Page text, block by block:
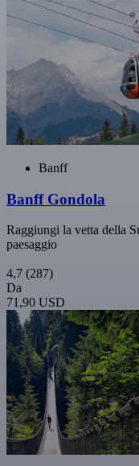
Banff
Banff Gondola
Raggiungi la vetta della
paesaggio
4,7 (287)
Da
71,90 USD